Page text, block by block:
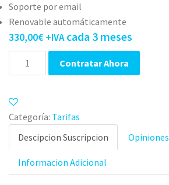
Soporte por email
Renovable automáticamente
330,00€ +IVA cada 3 meses
Cantidad Contratar Ahora
Categoría: Tarifas
Descipcion Suscripcion
Opiniones
Informacion Adicional